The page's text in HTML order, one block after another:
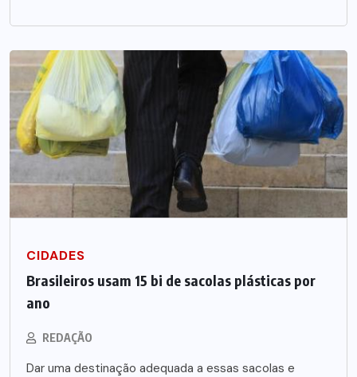
CIDADES
Brasileiros usam 15 bi de sacolas plásticas por
ano
REDAÇÃO
Dar uma destinação adequada a essas sacolas e